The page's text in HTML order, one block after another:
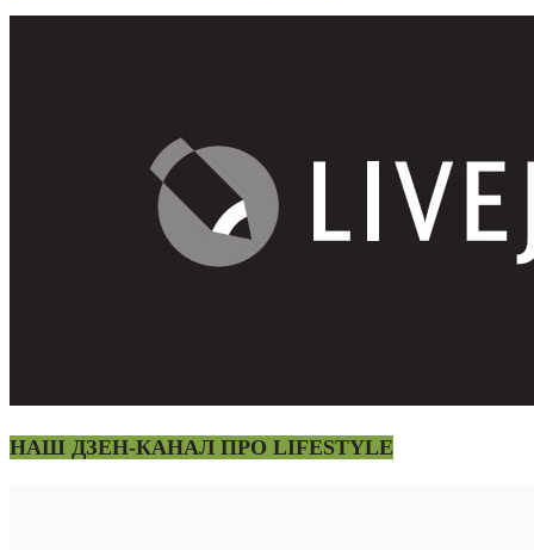
НАШ ДЗЕН-КАНАЛ ПРО LIFESTYLE